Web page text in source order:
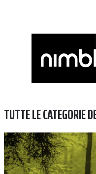
TUTTE LE CATEGORIE